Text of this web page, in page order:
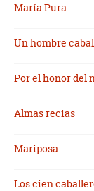
María Pura
Un hombre cabal
Por el honor del
Almas recias
Mariposa
Los cien